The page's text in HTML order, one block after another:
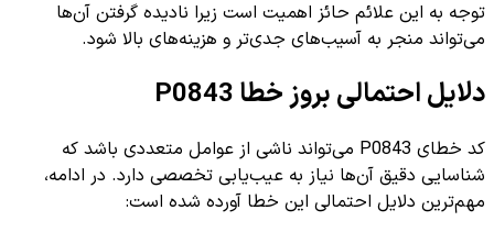
توجه به این علائم حائز اهمیت است زیرا نادیده گرفتن آن‌ها
می‌تواند منجر به آسیب‌های جدی‌تر و هزینه‌های بالا شود.
دلایل احتمالی بروز خطا P0843
کد خطای P0843 می‌تواند ناشی از عوامل متعددی باشد که
شناسایی دقیق آن‌ها نیاز به عیب‌یابی تخصصی دارد. در ادامه،
مهم‌ترین دلایل احتمالی این خطا آورده شده است: